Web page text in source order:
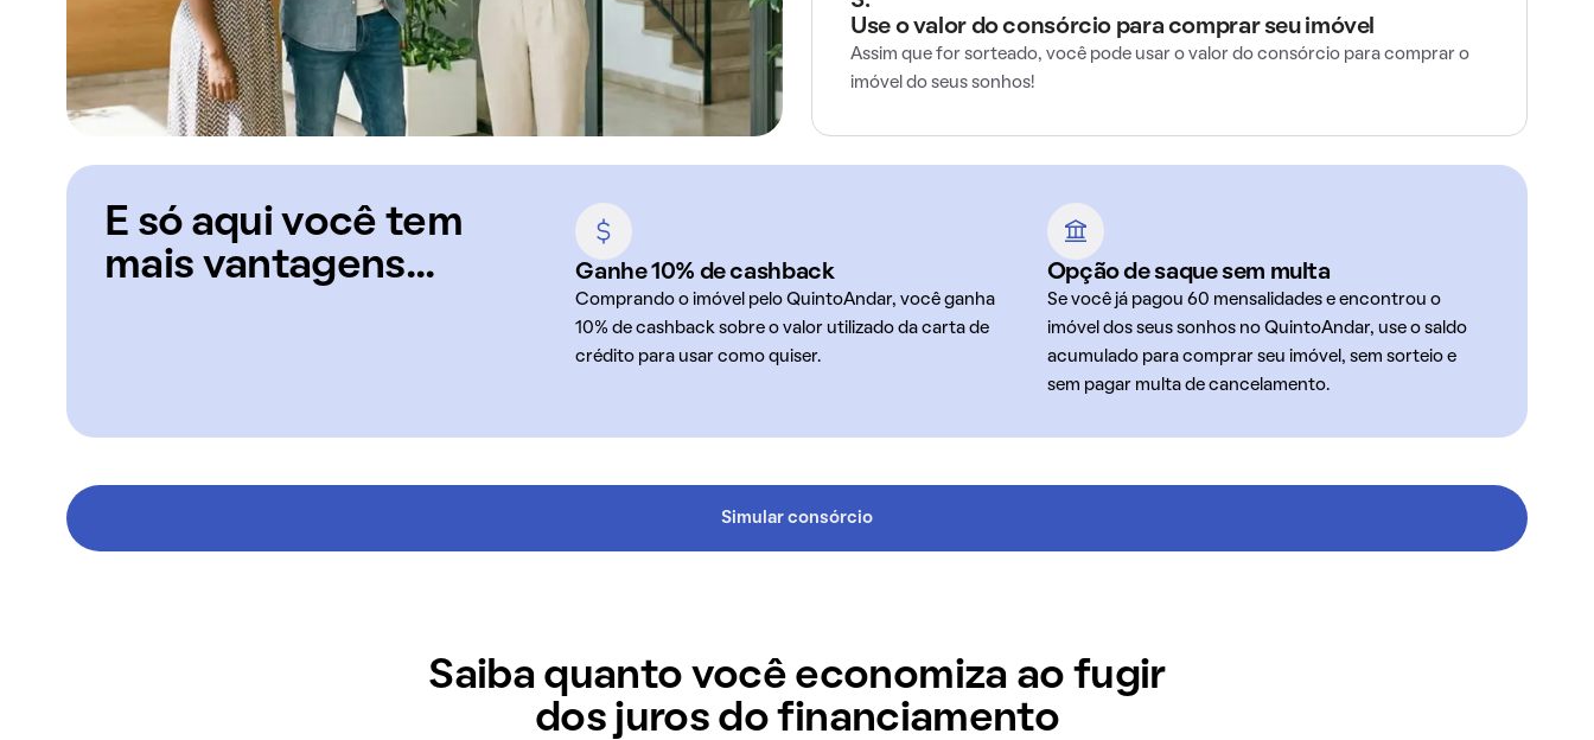
Use o valor do consórcio para comprar seu imóvel
Assim que for sorteado, você pode usar o valor do consórcio para comprar o
imóvel do seus sonhos!
E só aqui você tem
mais vantagens...
Ganhe 10% de cashback
Comprando o imóvel pelo QuintoAndar, você ganha
10% de cashback sobre o valor utilizado da carta de
crédito para usar como quiser.
Opção de saque sem multa
Se você já pagou 60 mensalidades e encontrou o
imóvel dos seus sonhos no QuintoAndar, use o saldo
acumulado para comprar seu imóvel, sem sorteio e
sem pagar multa de cancelamento.
Simular consórcio
Saiba quanto você economiza ao fugir
dos juros do financiamento